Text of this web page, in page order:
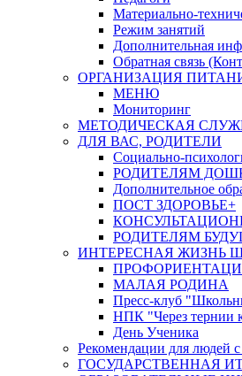
Материально-
Режим занятий
Дополнительная
Обратная связь
ОРГАНИЗАЦИЯ
МЕНЮ
Мониторинг
МЕТОДИЧЕСКАЯ
ДЛЯ ВАС, РОДИТЕЛИ
Социально-
РОДИТЕЛЯМ
Дополнительное
ПОСТ ЗДОРОВЬЕ+
РОДИТЕЛЯМ
ИНТЕРЕСНАЯ ЖИЗНЬ
МАЛАЯ РОДИНА
Пресс-клуб
НПК "Через тернии
День Ученика
Рекомендации для людей
ГОСУДАРСТВЕННАЯ